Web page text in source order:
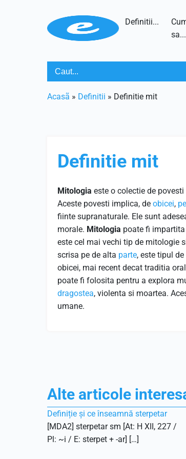
Definitii...
sa...
Acasã » Definitii » Definitie mit
Definitie mit
Mitologia este o colectie de
Aceste povesti implica, de obicei,
fiinte supranaturale. Ele sunt
morale. Mitologia poate fi
este cel mai vechi tip de mitologie
scrisa pe de alta parte, este tipul
obicei, mai recent decat traditia
poate fi folosita pentru a explora
dragostea, violenta si moartea.
umane.
Alte articole
Definiție și ce înseamnă sterpetar
[MDA2] sterpetar sm [At: H XII, 227 /
Pl: ~i / E: sterpet + -ar] […]